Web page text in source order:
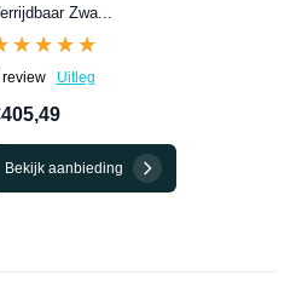
Zwa...
review Uitleg
Bekijk aanbieding